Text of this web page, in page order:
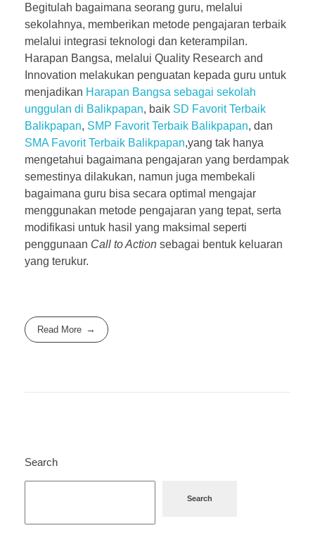
Begitulah bagaimana seorang guru, melalui
sekolahnya, memberikan metode pengajaran terbaik
melalui integrasi teknologi dan keterampilan.
Harapan Bangsa, melalui Quality Research and
Innovation melakukan penguatan kepada guru untuk
menjadikan Harapan Bangsa sebagai sekolah
unggulan di Balikpapan, baik SD Favorit Terbaik
Balikpapan, SMP Favorit Terbaik Balikpapan, dan
SMA Favorit Terbaik Balikpapan,yang tak hanya
mengetahui bagaimana pengajaran yang berdampak
semestinya dilakukan, namun juga membekali
bagaimana guru bisa secara optimal mengajar
menggunakan metode pengajaran yang tepat, serta
modifikasi untuk hasil yang maksimal seperti
penggunaan Call to Action sebagai bentuk keluaran
yang terukur.
Read More
Search
Search